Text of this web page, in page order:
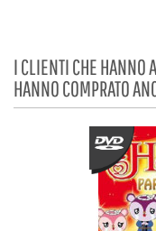
I CLIENTI CHE HANNO
HANNO COMPRATO